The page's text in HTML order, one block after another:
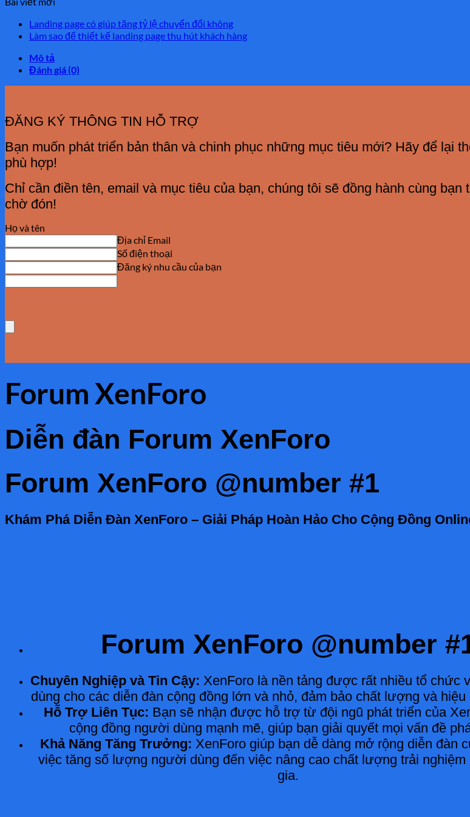
Landing page có giúp tăng tỷ lệ chuyển đổi không
Làm sao để thiết kế landing page thu hút khách hàng
Mô tả
Đánh giá (0)
ĐĂNG KÝ THÔNG TIN HỖ TRỢ
Bạn muốn phát triển bản thân và chinh phục những mục tiêu mới? Hãy để lại
phù hợp!
Chỉ cần điền tên, email và mục tiêu của bạn, chúng tôi sẽ đồng hành cùng
chờ đón!
Họ và tên
Địa chỉ Email
Số điện thoại
Đăng ký nhu cầu của bạn
Forum XenForo
Diễn đàn Forum XenForo
Forum XenForo @number #1
Khám Phá Diễn Đàn XenForo – Giải Pháp Hoàn Hảo Cho Cộng Đồng
Forum XenForo @number
Chuyên Nghiệp và Tin Cậy: XenForo là nền tảng được rất nhiều tổ chức
dùng cho các diễn đàn cộng đồng lớn và nhỏ, đảm bảo chất lượng và hiệu
Hỗ Trợ Liên Tục: Bạn sẽ nhận được hỗ trợ từ đội ngũ phát triển của
cộng đồng người dùng mạnh mẽ, giúp bạn giải quyết mọi vấn đề
Khả Năng Tăng Trưởng: XenForo giúp bạn dễ dàng mở rộng diễn đàn
việc tăng số lượng người dùng đến việc nâng cao chất lượng trải
gia.